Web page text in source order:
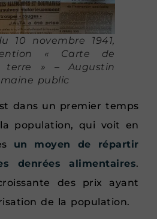
10 novembre 1941,
« Carte de
terre » – Augustin
public
dans un premier temps
population, qui voit en
un moyen de répartir
denrées alimentaires.
des prix ayant
de la population.